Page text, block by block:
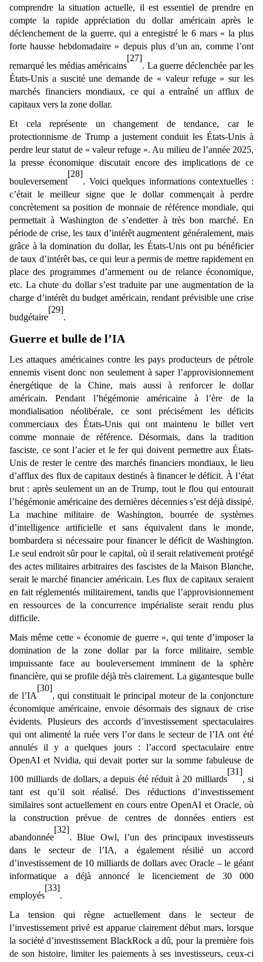
comprendre la situation actuelle, il est essentiel de prendre en
compte la rapide appréciation du dollar américain après le
déclenchement de la guerre, qui a enregistré le 6 mars « la plus
forte hausse hebdomadaire » depuis plus d’un an, comme l’ont
remarqué les médias américains
[27]
. La guerre déclenchée par les
États-Unis a suscité une demande de « valeur refuge » sur les
marchés financiers mondiaux, ce qui a entraîné un afflux de
capitaux vers la zone dollar.
Et cela représente un changement de tendance, car le
protectionnisme de Trump a justement conduit les États-Unis à
perdre leur statut de « valeur refuge ». Au milieu de l’année 2025,
la presse économique discutait encore des implications de ce
bouleversement
[28]
. Voici quelques informations contextuelles :
c’était le meilleur signe que le dollar commençait à perdre
concrètement sa position de monnaie de référence mondiale, qui
permettait à Washington de s’endetter à très bon marché. En
période de crise, les taux d’intérêt augmentent généralement, mais
grâce à la domination du dollar, les États-Unis ont pu bénéficier
de taux d’intérêt bas, ce qui leur a permis de mettre rapidement en
place des programmes d’armement ou de relance économique,
etc. La chute du dollar s’est traduite par une augmentation de la
charge d’intérêt du budget américain, rendant prévisible une crise
budgétaire
[29]
.
Guerre et bulle de l’IA
Les attaques américaines contre les pays producteurs de pétrole
ennemis visent donc non seulement à saper l’approvisionnement
énergétique de la Chine, mais aussi à renforcer le dollar
américain. Pendant l’hégémonie américaine à l’ère de la
mondialisation néolibérale, ce sont précisément les déficits
commerciaux des États-Unis qui ont maintenu le billet vert
comme monnaie de référence. Désormais, dans la tradition
fasciste, ce sont l’acier et le fer qui doivent permettre aux États-
Unis de rester le centre des marchés financiers mondiaux, le lieu
d’afflux des flux de capitaux destinés à financer le déficit. À l’état
brut : après seulement un an de Trump, tout le flou qui entourait
l’hégémonie américaine des dernières décennies s’est déjà dissipé.
La machine militaire de Washington, bourrée de systèmes
d’intelligence artificielle et sans équivalent dans le monde,
bombardera si nécessaire pour financer le déficit de Washington.
Le seul endroit sûr pour le capital, où il serait relativement protégé
des actes militaires arbitraires des fascistes de la Maison Blanche,
serait le marché financier américain. Les flux de capitaux seraient
en fait réglementés militairement, tandis que l’approvisionnement
en ressources de la concurrence impérialiste serait rendu plus
difficile.
Mais même cette « économie de guerre », qui tente d’imposer la
domination de la zone dollar par la force militaire, semble
impuissante face au bouleversement imminent de la sphère
financière, qui se profile déjà très clairement. La gigantesque bulle
de l’IA
[30]
, qui constituait le principal moteur de la conjoncture
économique américaine, envoie désormais des signaux de crise
évidents. Plusieurs des accords d’investissement spectaculaires
qui ont alimenté la ruée vers l’or dans le secteur de l’IA ont été
annulés il y a quelques jours : l’accord spectaculaire entre
OpenAI et Nvidia, qui devait porter sur la somme fabuleuse de
100 milliards de dollars, a depuis été réduit à 20 milliards
[31]
, si
tant est qu’il soit réalisé. Des réductions d’investissement
similaires sont actuellement en cours entre OpenAI et Oracle, où
la construction prévue de centres de données entiers est
abandonnée
[32]
. Blue Owl, l’un des principaux investisseurs
dans le secteur de l’IA, a également résilié un accord
d’investissement de 10 milliards de dollars avec Oracle – le géant
informatique a déjà annoncé le licenciement de 30 000
employés
[33]
.
La tension qui règne actuellement dans le secteur de
l’investissement privé est apparue clairement début mars, lorsque
la société d’investissement BlackRock a dû, pour la première fois
de son histoire, limiter les paiements à ses investisseurs, ceux-ci